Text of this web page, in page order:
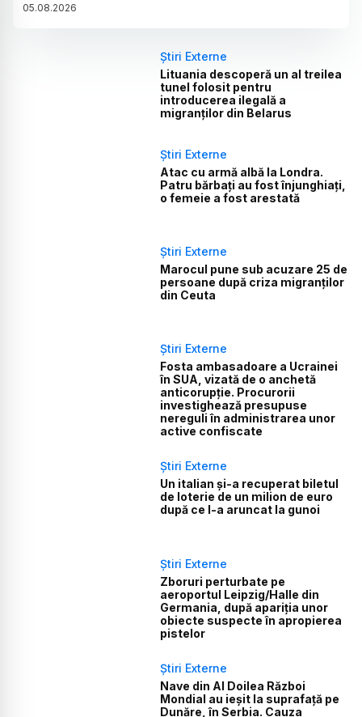
05.08.2026
Știri Externe
Lituania descoperă un al treilea
tunel folosit pentru
introducerea ilegală a
migranților din Belarus
Știri Externe
Atac cu armă albă la Londra.
Patru bărbați au fost înjunghiați,
o femeie a fost arestată
Știri Externe
Marocul pune sub acuzare 25 de
persoane după criza migranților
din Ceuta
Știri Externe
Fosta ambasadoare a Ucrainei
în SUA, vizată de o anchetă
anticorupție. Procurorii
investighează presupuse
nereguli în administrarea unor
active confiscate
Știri Externe
Un italian și-a recuperat biletul
de loterie de un milion de euro
după ce l-a aruncat la gunoi
Știri Externe
Zboruri perturbate pe
aeroportul Leipzig/Halle din
Germania, după apariția unor
obiecte suspecte în apropierea
pistelor
Știri Externe
Nave din Al Doilea Război
Mondial au ieșit la suprafață pe
Dunăre, în Serbia. Cauza